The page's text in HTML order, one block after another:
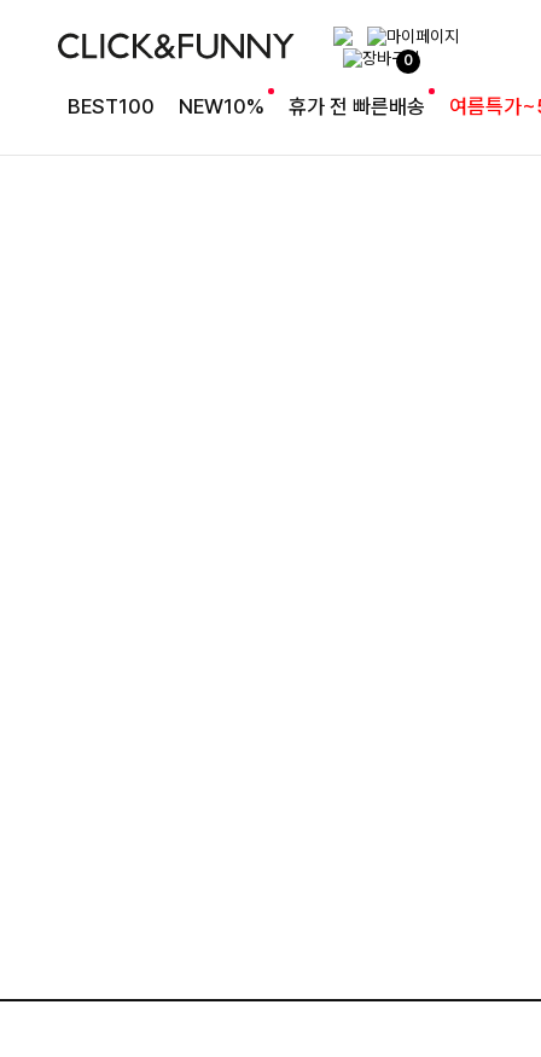
0
BEST100 NEW10% 휴가 전 빠른배송 여름특가
완성도 높은 원피스SET
특스트라이프 링클원피스+스트링자켓SET